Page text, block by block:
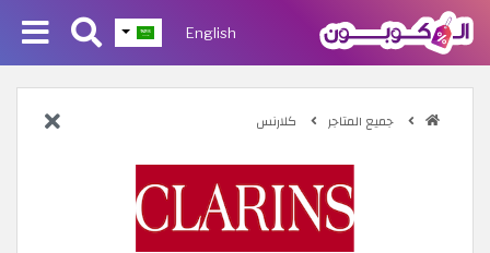
English
جميع المتاجر كلارنس